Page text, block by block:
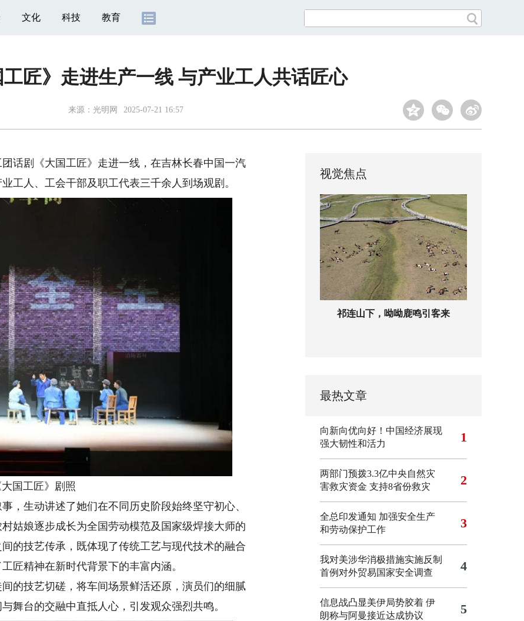
文化 科技 教育
匠》走进生产一线 与产业工人共话匠心
来源：光明网 2025-07-21 16:57
团话剧《大国工匠》走进一线，在吉林长春中国一汽
工人、工会干部及职工代表三千余人到场观剧。
工匠》剧照
生动讲述了她们在不同历史阶段始终坚守初心、
姑娘逐步成长为全国劳动模范及国家级焊接大师的
的技艺传承，既体现了传统工艺与现代技术的融合
匠精神在新时代背景下的丰富内涵。
技艺切磋，将车间场景鲜活还原，演员们的细腻
舞台的交融中直抵人心，引发观众强烈共鸣。
视觉焦点
祁连山下，呦呦鹿鸣引客来
最热文章
向新向优向好！中国经济展现
强大韧性和活力
1
两部门预拨3.3亿中央自然灾
害救灾资金 支持8省份救灾
2
全总印发通知 加强安全生产
和劳动保护工作
3
我对美涉华消极措施实施反制
首例对外贸易国家安全调查
4
信息战凸显美伊局势胶着 伊
朗称与阿曼接近达成协议
5